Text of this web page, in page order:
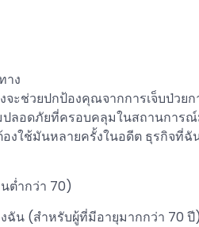
าง
จะช่วยปกป้องคุณจากการเจ็บป่วย
ปลอดภัยที่ครอบคลุมในสถานการณ์
งใช้มันหลายครั้งในอดีต ธุรกิจที่
ต่ำกว่า 70)
ฉัน (สำหรับผู้ที่มีอายุมากกว่า 70 ปี)